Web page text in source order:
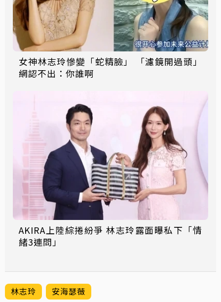
女神林志玲慘變「蛇精臉」 「濾鏡開過頭」
網認不出：你誰啊
AKIRA上陸綜捲紛爭 林志玲露面曝私下「情
緒3連問」
林志玲 安海瑟薇